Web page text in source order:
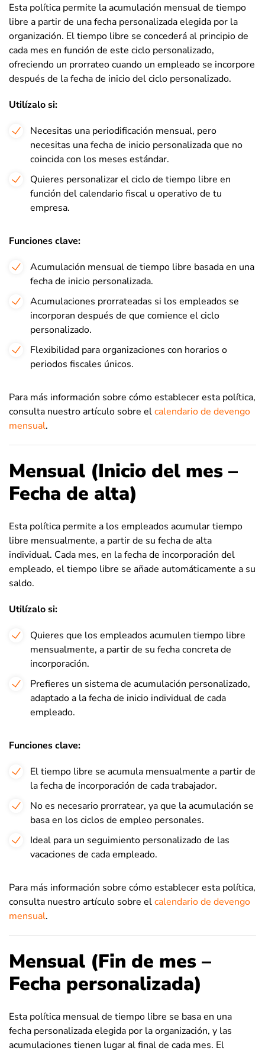
Esta política permite la acumulación mensual de tiempo
libre a partir de una fecha personalizada elegida por la
organización. El tiempo libre se concederá al principio de
cada mes en función de este ciclo personalizado,
ofreciendo un prorrateo cuando un empleado se incorpore
después de la fecha de inicio del ciclo personalizado.
Utilízalo si:
Necesitas una periodificación mensual, pero
necesitas una fecha de inicio personalizada que no
coincida con los meses estándar.
Quieres personalizar el ciclo de tiempo libre en
función del calendario fiscal u operativo de tu
empresa.
Funciones clave:
Acumulación mensual de tiempo libre basada en una
fecha de inicio personalizada.
Acumulaciones prorrateadas si los empleados se
incorporan después de que comience el ciclo
personalizado.
Flexibilidad para organizaciones con horarios o
periodos fiscales únicos.
Para más información sobre cómo establecer esta política,
consulta nuestro artículo sobre elcalendario de devengo
mensual.
Mensual (Inicio del mes –
Fecha de alta)
Esta política permite a los empleados acumular tiempo
libre mensualmente, a partir de su fecha de alta
individual. Cada mes, en la fecha de incorporación del
empleado, el tiempo libre se añade automáticamente a su
saldo.
Utilízalo si:
Quieres que los empleados acumulen tiempo libre
mensualmente, a partir de su fecha concreta de
incorporación.
Prefieres un sistema de acumulación personalizado,
adaptado a la fecha de inicio individual de cada
empleado.
Funciones clave:
El tiempo libre se acumula mensualmente a partir de
la fecha de incorporación de cada trabajador.
No es necesario prorratear, ya que la acumulación se
basa en los ciclos de empleo personales.
Ideal para un seguimiento personalizado de las
vacaciones de cada empleado.
Para más información sobre cómo establecer esta política,
consulta nuestro artículo sobre elcalendario de devengo
mensual.
Mensual (Fin de mes –
Fecha personalizada)
Esta política mensual de tiempo libre se basa en una
fecha personalizada elegida por la organización, y las
acumulaciones tienen lugar al final de cada mes. El